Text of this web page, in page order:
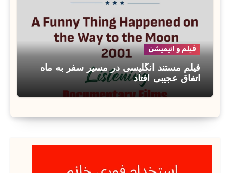
فیلم و انیمیشن
فیلم مستند انگلیسی در مسیر سفر به ماه
اتفاق عجیبی افتاد